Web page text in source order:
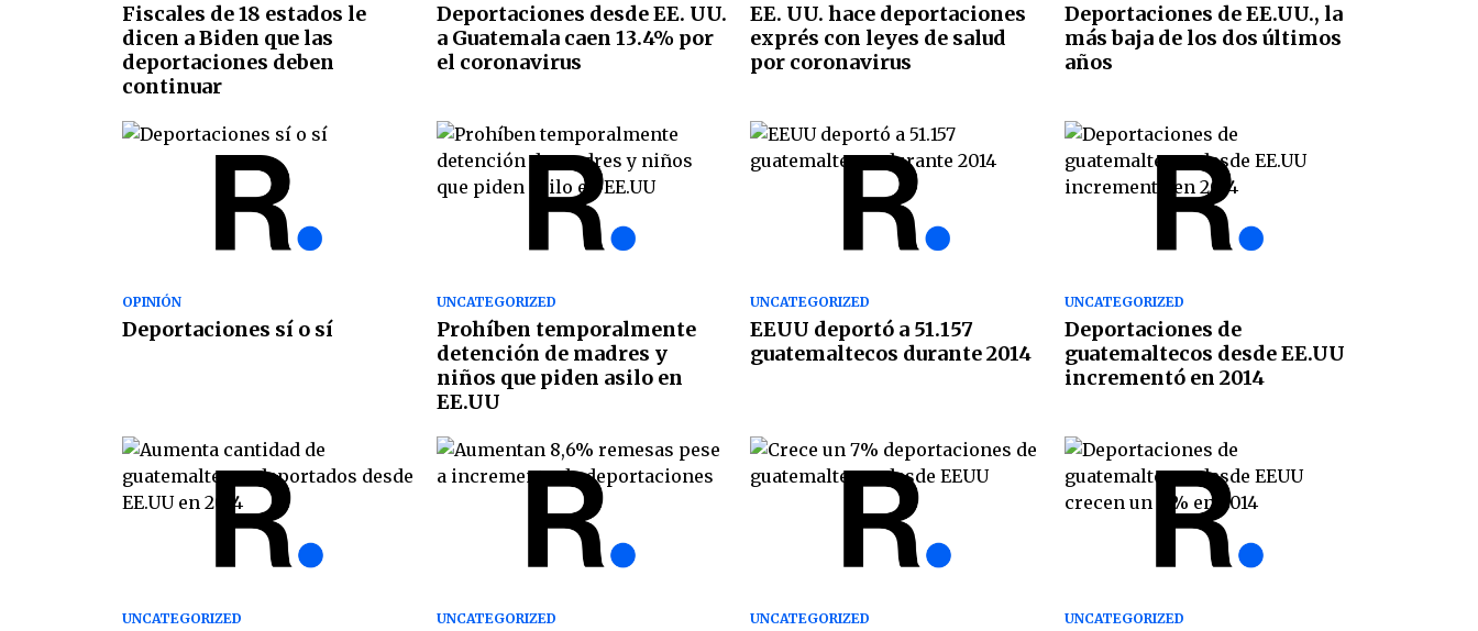
Fiscales de 18 estados le
dicen a Biden que las
deportaciones deben
continuar
Deportaciones desde EE. UU.
a Guatemala caen 13.4% por
el coronavirus
EE. UU. hace deportaciones
exprés con leyes de salud
por coronavirus
Deportaciones de EE.UU., la
más baja de los dos últimos
años
OPINIÓN
Deportaciones sí o sí
UNCATEGORIZED
Prohíben temporalmente
detención de madres y
niños que piden asilo en
EE.UU
UNCATEGORIZED
EEUU deportó a 51.157
guatemaltecos durante 2014
UNCATEGORIZED
Deportaciones de
guatemaltecos desde EE.UU
incrementó en 2014
UNCATEGORIZED UNCATEGORIZED UNCATEGORIZED UNCATEGORIZED